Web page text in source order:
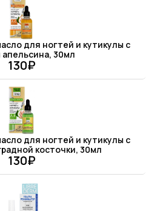
для ногтей и кутикулы с
30мл
130₽
для ногтей и кутикулы с
косточки, 30мл
130₽